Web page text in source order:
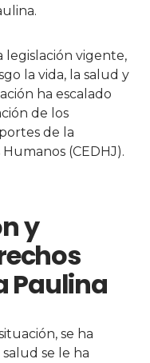
legislación vigente,
la vida, la salud y
ha escalado
de los
de la
(CEDHJ).
y
Paulina
se ha
se le ha